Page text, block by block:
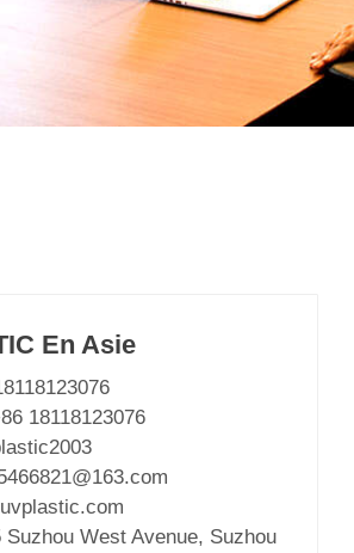
En Asie
18118123076
Suzhou West Avenue, Suzhou